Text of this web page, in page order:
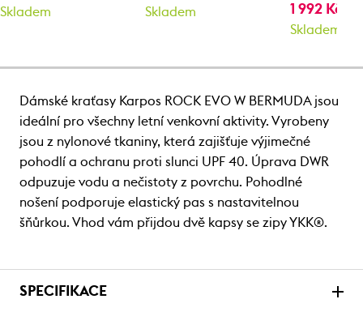
Skladem Skladem 1 992 Kč
Skladem
Dámské kraťasy Karpos ROCK EVO W BERMUDA jsou
ideální pro všechny letní venkovní aktivity. Vyrobeny
jsou z nylonové tkaniny, která zajišťuje výjimečné
pohodlí a ochranu proti slunci UPF 40. Úprava DWR
odpuzuje vodu a nečistoty z povrchu. Pohodlné
nošení podporuje elastický pas s nastavitelnou
šňůrkou. Vhod vám přijdou dvě kapsy se zipy YKK®.
SPECIFIKACE